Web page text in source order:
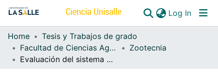
Log In
Communities & Collections
All of DSpace
Home
Tesis y Trabajos de grado
Facultad de Ciencias Agropecuarias
Zootecnia
Evaluación del sistema de pastoreo en pollos de engorde y su efecto en parámetros productivos en el municipio de Palmira, Valle del Cauca